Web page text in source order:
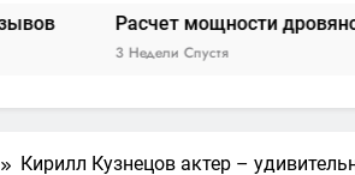
Расчет мощности дровяной печи для
Кирилл Кузнецов актер –